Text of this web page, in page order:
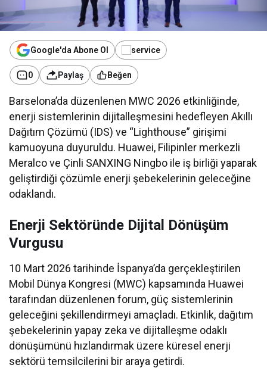
Google'da Abone Ol
0 Paylaş Beğen
Barselona’da düzenlenen MWC 2026 etkinliğinde,
enerji sistemlerinin dijitalleşmesini hedefleyen Akıllı
Dağıtım Çözümü (IDS) ve “Lighthouse” girişimi
kamuoyuna duyuruldu. Huawei, Filipinler merkezli
Meralco ve Çinli SANXING Ningbo ile iş birliği yaparak
geliştirdiği çözümle enerji şebekelerinin geleceğine
odaklandı.
Enerji Sektöründe Dijital Dönüşüm
Vurgusu
10 Mart 2026 tarihinde İspanya’da gerçekleştirilen
Mobil Dünya Kongresi (MWC) kapsamında Huawei
tarafından düzenlenen forum, güç sistemlerinin
geleceğini şekillendirmeyi amaçladı. Etkinlik, dağıtım
şebekelerinin yapay zeka ve dijitalleşme odaklı
dönüşümünü hızlandırmak üzere küresel enerji
sektörü temsilcilerini bir araya getirdi.